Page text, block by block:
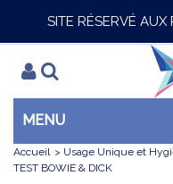
SITE RÉSERVÉ
MENU
Accueil > Usage Unique et
TEST BOWIE & DICK